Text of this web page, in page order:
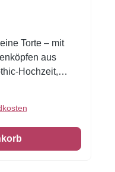
Torte – mit
aus
Hochzeit,
Fondant-
das gewisse
und Desserts zu